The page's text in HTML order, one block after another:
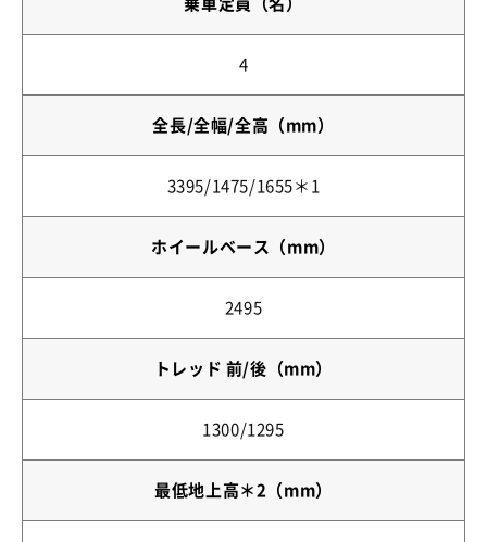
乗車定員（名）
4
全長/全幅/全高（mm）
3395/1475/1655＊1
ホイールベース（mm）
2495
トレッド 前/後（mm）
1300/1295
最低地上高＊2（mm）